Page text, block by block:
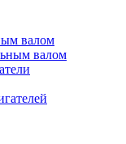
валом
валом